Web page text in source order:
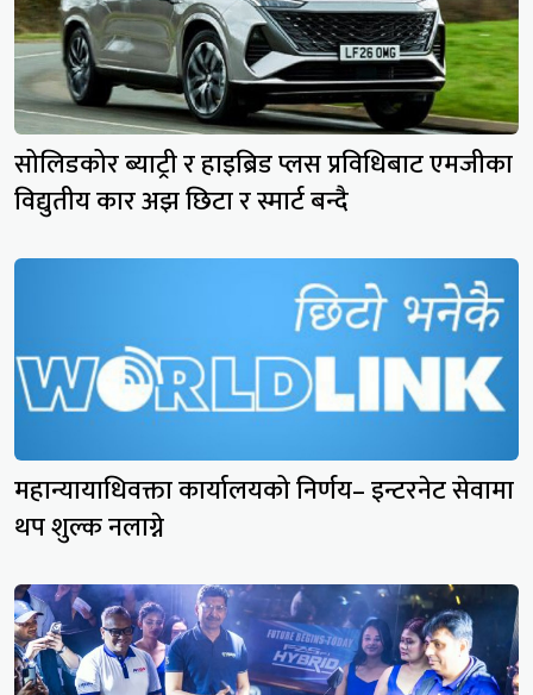
सोलिडकोर ब्याट्री र हाइब्रिड प्लस प्रविधिबाट एमजीका
विद्युतीय कार अझ छिटा र स्मार्ट बन्दै
महान्यायाधिवक्ता कार्यालयको निर्णय– इन्टरनेट सेवामा
थप शुल्क नलाग्ने